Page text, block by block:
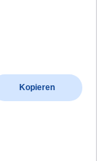
Kopieren